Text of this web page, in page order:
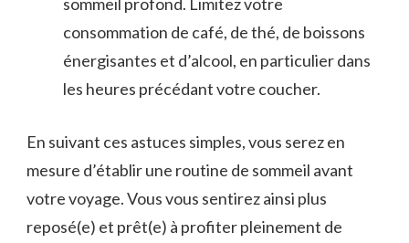
consommation ‍de café, de ⁢thé, de boissons
énergisantes et d’alcool, en‍ particulier dans
les heures précédant votre coucher.
En suivant ces ​astuces simples, vous serez en
mesure d’établir une routine de ​sommeil avant
votre voyage. Vous vous sentirez ainsi ⁤plus
reposé(e) et ⁤prêt(e) à profiter pleinement de